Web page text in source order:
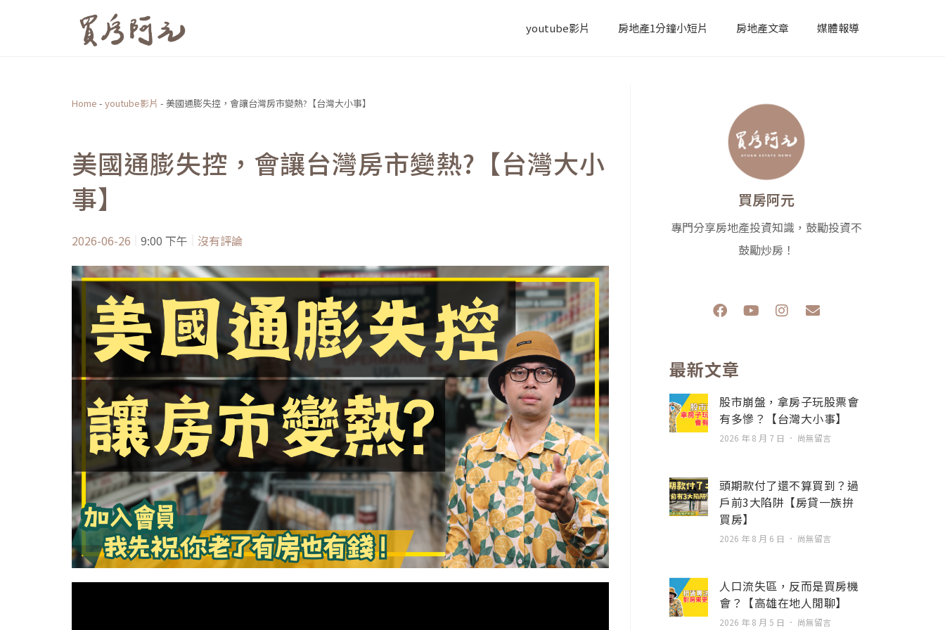
youtube影片 房地產1分鐘小短片 房地產文章 媒體報導
Home - youtube影片 - 美國通膨失控，會讓台灣房市變熱?【台灣大小事】
美國通膨失控，會讓台灣房市變熱?【台灣大小
事】
2026-06-26 9:00 下午 沒有評論
買房阿元
專門分享房地產投資知識，鼓勵投資不
鼓勵炒房！
F
a
b
o
o
k
Y
o
e
I
n
r
a
m
E
n
p
e
最新文章
股市崩盤，拿房子玩股票會
有多慘？【台灣大小事】
2026 年 8 月 7 日 尚無留言
頭期款付了還不算買到？過
戶前3大陷阱【房貸一族拚
買房】
2026 年 8 月 6 日 尚無留言
人口流失區，反而是買房機
會？【高雄在地人閒聊】
2026 年 8 月 5 日 尚無留言